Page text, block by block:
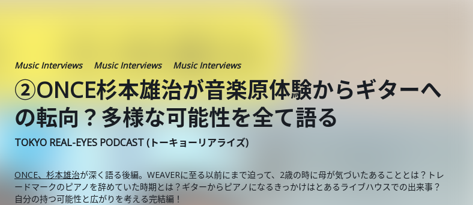
Music Interviews Music Interviews Music Interviews
②ONCE杉本雄治が音楽原体験からギターへ
の転向？多様な可能性を全て語る
TOKYO REAL-EYES PODCAST (トーキョーリアライズ)
ONCE、杉本雄治が深く語る後編。WEAVERに至る以前にまで迫って、2歳の時に母が気づいたあることとは？トレ
ードマークのピアノを辞めていた時期とは？ギターからピアノになるきっかけはとあるライブハウスでの出来事？
自分の持つ可能性と広がりを考える完結編！